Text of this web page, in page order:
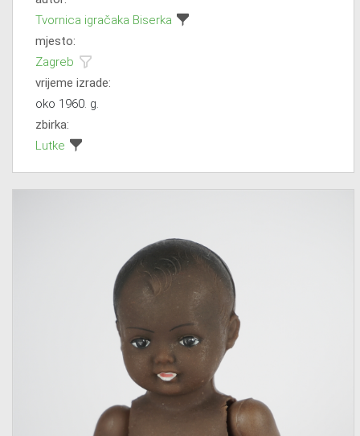
Tvornica igračaka Biserka
mjesto:
Zagreb
vrijeme izrade:
oko 1960. g.
zbirka:
Lutke